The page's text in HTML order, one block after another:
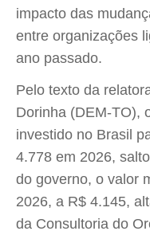
impacto das
entre organizações
ano passado.
Pelo texto da
Dorinha (DEM-TO),
investido no Brasil
4.778 em 2026,
do governo, o valor
2026, a R$ 4.145,
da Consultoria do